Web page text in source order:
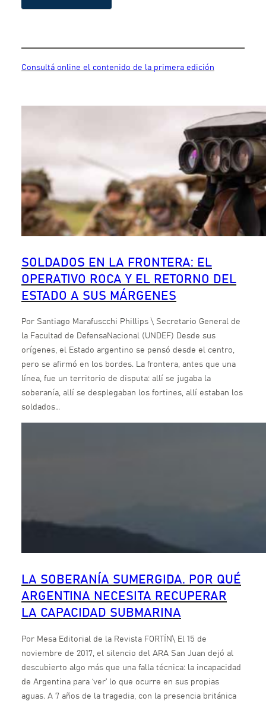
Consultá online el contenido de la primera edición
SOLDADOS EN LA FRONTERA: EL
OPERATIVO ROCA Y EL RETORNO DEL
ESTADO A SUS MÁRGENES
Por Santiago Marafuscchi Phillips \ Secretario General de
la Facultad de DefensaNacional (UNDEF) Desde sus
orígenes, el Estado argentino se pensó desde el centro,
pero se afirmó en los bordes. La frontera, antes que una
línea, fue un territorio de disputa: allí se jugaba la
soberanía, allí se desplegaban los fortines, allí estaban los
soldados…
LA SOBERANÍA SUMERGIDA. POR QUÉ
ARGENTINA NECESITA RECUPERAR
LA CAPACIDAD SUBMARINA
Por Mesa Editorial de la Revista FORTÍN\ El 15 de
noviembre de 2017, el silencio del ARA San Juan dejó al
descubierto algo más que una falla técnica: la incapacidad
de Argentina para ‘ver’ lo que ocurre en sus propias
aguas. A 7 años de la tragedia, con la presencia británica